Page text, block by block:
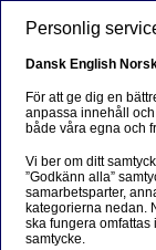
En
særligt
Personlig
Dansk English
För att ge dig en
anpassa innehåll
både våra egna och
Vi ber om ditt
”Godkänn alla”
samarbetsparter,
kategorierna nedan.
ska fungera
samtycke.